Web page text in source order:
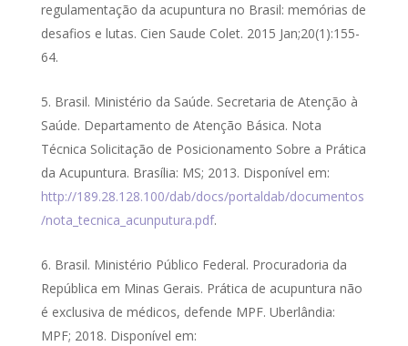
regulamentação da acupuntura no Brasil: memórias de
desafios e lutas. Cien Saude Colet. 2015 Jan;20(1):155-
64.
Brasil. Ministério da Saúde. Secretaria de Atenção à
Saúde. Departamento de Atenção Básica. Nota
Técnica Solicitação de Posicionamento Sobre a Prática
da Acupuntura. Brasília: MS; 2013. Disponível em:
http://189.28.128.100/dab/docs/portaldab/documentos
/nota_tecnica_acunputura.pdf.
Brasil. Ministério Público Federal. Procuradoria da
República em Minas Gerais. Prática de acupuntura não
é exclusiva de médicos, defende MPF. Uberlândia:
MPF; 2018. Disponível em: